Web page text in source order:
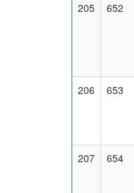
205 652
206 653
207 654